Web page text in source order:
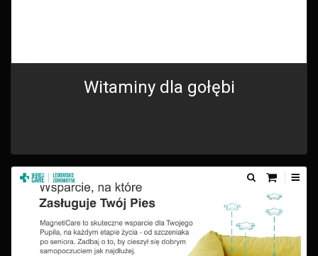
Witaminy dla gołębi